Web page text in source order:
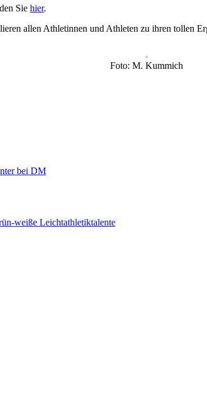
Siehier.
allen Athletinnen und Athleten zu ihren tollen
Foto: M. Kummich
bei DM
weiße Leichtathletiktalente